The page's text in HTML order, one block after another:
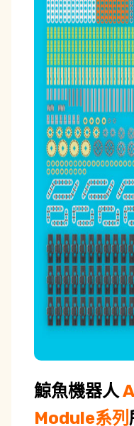
鯨魚機器人
Module系列